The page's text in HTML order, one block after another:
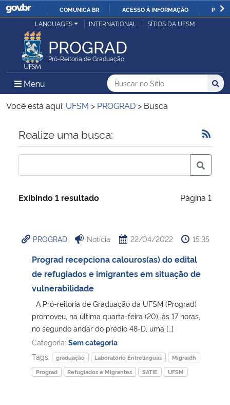
IR
O
COMUNICA BR ACESSO À INFORMAÇÃO
Ministério da Justiça e Segurança Pública
Ministério da Defesa
Ministério das Relações Exteriores
Ministério da Economia
Ministério da Infraestrutura
Ministério da Cidadania
Ministério da Saúde
Ministério de Minas e Energia
Ministério da Ciência, Tecnologia, Inovações e Comunicações
Ministério do Meio Ambiente
Ministério do Turismo
LANGUAGES INTERNATIONAL SÍTIOS DA UFSM
PROGRAD
Pró-Reitoria de Graduação
Menu Menu Principal do Sítio
Busca
Buscar no no Sítio
Busca:
Você está aqui: UFSM > PROGRAD > Busca
Início do conteúdo
Realize uma busca:
Exibindo 1 resultado Página 1
PROGRAD Notícia 22/04/2022 15:35
Prograd recepciona calouros(as) do edital
de refugiados e imigrantes em situação de
vulnerabilidade
A Pró-reitoria de Graduação da UFSM (Prograd)
promoveu, na última quarta-feira (20), às 17 horas,
no segundo andar do prédio 48-D, uma […]
Categoria: Sem categoria
Tags:
graduação Laboratório Entrelínguas
Migraidh
Prograd
Refugiados e Migrantes SATIE UFSM